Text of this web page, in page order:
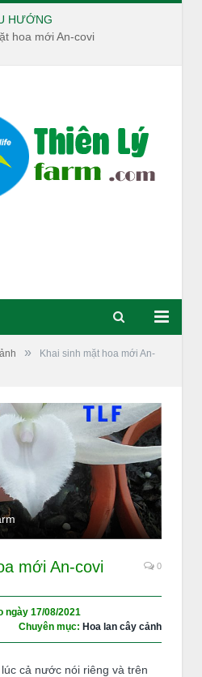
HƯỚNG
hoa mới An-covi
»
Khai sinh mặt hoa mới An-
mới An-covi 0
ngày 17/08/2021
Chuyên mục: Hoa lan cây cảnh
cả nước nói riêng và trên